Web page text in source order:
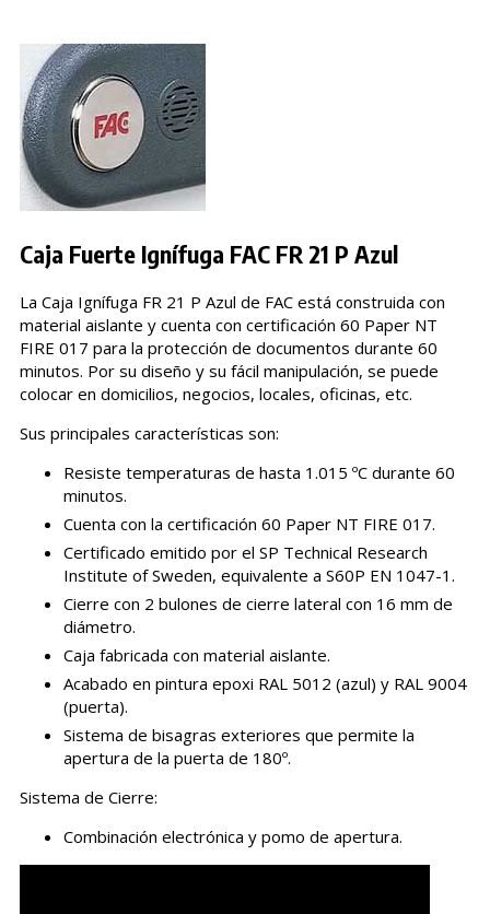
Caja Fuerte Ignífuga FAC FR 21 P Azul
La Caja Ignífuga FR 21 P Azul de FAC está construida con
material aislante y cuenta con certificación 60 Paper NT
FIRE 017 para la protección de documentos durante 60
minutos. Por su diseño y su fácil manipulación, se puede
colocar en domicilios, negocios, locales, oficinas, etc.
Sus principales características son:
Resiste temperaturas de hasta 1.015 ºC durante 60
minutos.
Cuenta con la certificación 60 Paper NT FIRE 017.
Certificado emitido por el SP Technical Research
Institute of Sweden, equivalente a S60P EN 1047-1.
Cierre con 2 bulones de cierre lateral con 16 mm de
diámetro.
Caja fabricada con material aislante.
Acabado en pintura epoxi RAL 5012 (azul) y RAL 9004
(puerta).
Sistema de bisagras exteriores que permite la
apertura de la puerta de 180º.
Sistema de Cierre:
Combinación electrónica y pomo de apertura.